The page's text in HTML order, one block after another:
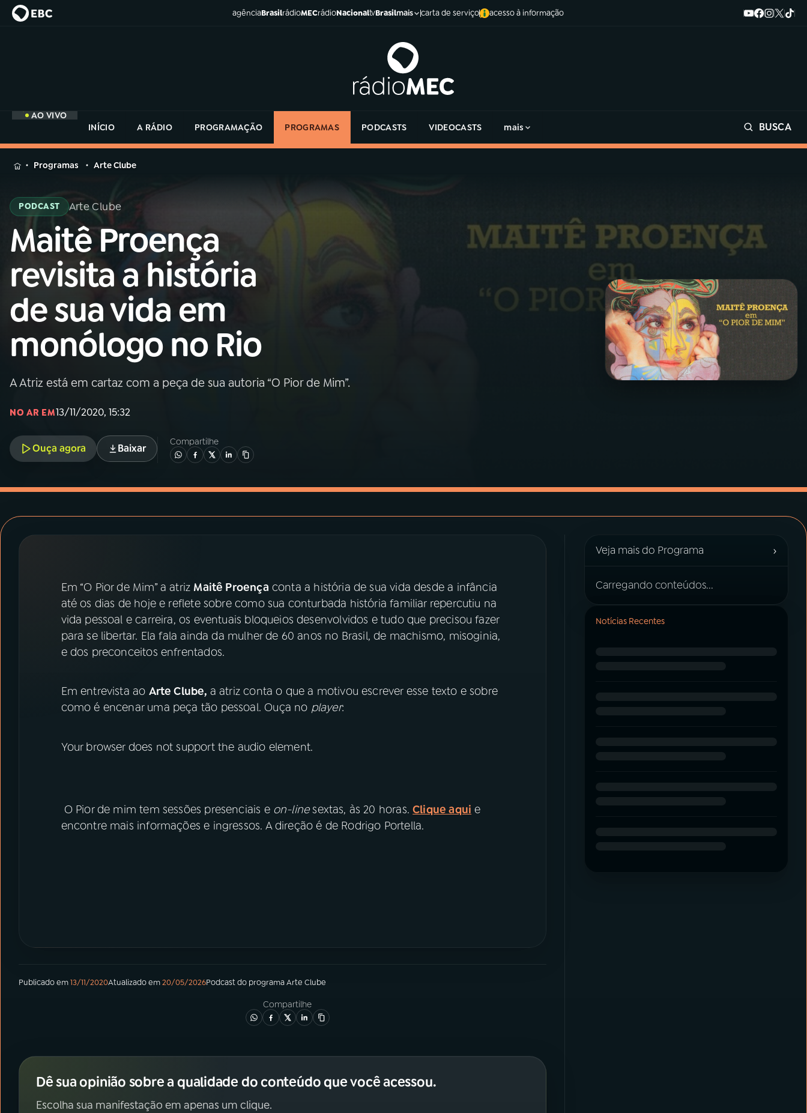
agênciaBrasilrádioMECrádioNacionaltvBrasilmais carta de serviço acesso à informação
AO VIVO
INÍCIO
A RÁDIO PROGRAMAÇÃO PROGRAMAS PODCASTS VIDEOCASTS mais BUSCA
MENU
Buscar
na
Rádio
MEC
Início AO VIVO
01 INÍCIO
02A RÁDIO
03PROGRAMAÇÃO
05PODCASTS
PRÊMIO RÁDIO MEC
ACOMPANHE A RÁDIO MEC
YouTube Facebook
na
Rádio
Programas Arte Clube
PODCAST Arte Clube
Maitê Proença
revisita a história
de sua vida em
monólogo no Rio
A Atriz está em cartaz com a peça de sua autoria “O Pior de Mim”.
NO AR EM13/11/2020, 15:32
Ouça agora Baixar
Compartilhe
Em “O Pior de Mim” a atriz Maitê Proença conta a história de sua vida desde a infância
até os dias de hoje e reflete sobre como sua conturbada história familiar repercutiu na
vida pessoal e carreira, os eventuais bloqueios desenvolvidos e tudo que precisou fazer
para se libertar. Ela fala ainda da mulher de 60 anos no Brasil, de machismo, misoginia,
e dos preconceitos enfrentados.
Em entrevista ao Arte Clube, a atriz conta o que a motivou escrever esse texto e sobre
como é encenar uma peça tão pessoal. Ouça no player:
Your browser does not support the audio element.
O Pior de mim tem sessões presenciais e on-linesextas, às 20 horas.Clique aqui e
encontre mais informações e ingressos. A direção é de Rodrigo Portella.
Publicado em13/11/2020Atualizado em20/05/2026Podcastdo programaArte Clube
Compartilhe
Dê sua opinião sobre a qualidade do conteúdo que você acessou.
Escolha sua manifestação em apenas um clique.
Veja mais do Programa ›
Carregando conteúdos...
Notícias Recentes